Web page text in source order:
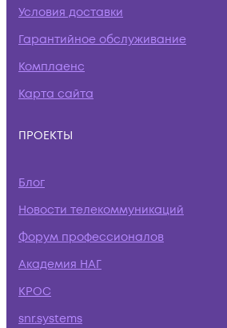
Условия доставки
Гарантийное обслуживание
Комплаенс
Карта сайта
ПРОЕКТЫ
Блог
Новости телекоммуникаций
Форум профессионалов
Академия НАГ
КРОС
snr.systems